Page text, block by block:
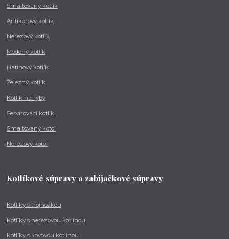
Smaltovaný kotlík
Antikorový kotlík
Nerezový kotlík
Medený kotlík
Liatinový kotlík
Železný kotlík
Kotlík na ryby
Servírovací kotlík
Smaltovaný kotol
Nerezový kotol
Kotlíkové súpravy a zabíjačkové súpravy
Kotlíky s trojnožkou
Kotlíky s nerezovou kotlinou
Kotlíky s kovovou kotlinou